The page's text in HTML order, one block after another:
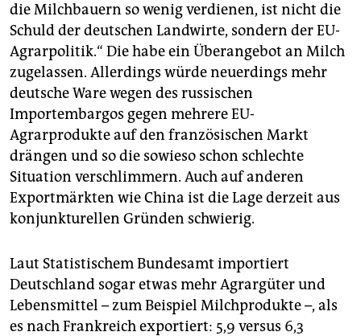
die Milchbauern so wenig verdienen, ist nicht die
Schuld der deutschen Landwirte, sondern der EU-
Agrarpolitik.“ Die habe ein Überangebot an Milch
zugelassen. Allerdings würde neuerdings mehr
deutsche Ware wegen des russischen
Importembargos gegen mehrere EU-
Agrarprodukte auf den französischen Markt
drängen und so die sowieso schon schlechte
Situation verschlimmern. Auch auf anderen
Exportmärkten wie China ist die Lage derzeit aus
konjunkturellen Gründen schwierig.
Laut Statistischem Bundesamt importiert
Deutschland sogar etwas mehr Agrargüter und
Lebensmittel – zum Beispiel Milchprodukte –, als
es nach Frankreich exportiert: 5,9 versus 6,3